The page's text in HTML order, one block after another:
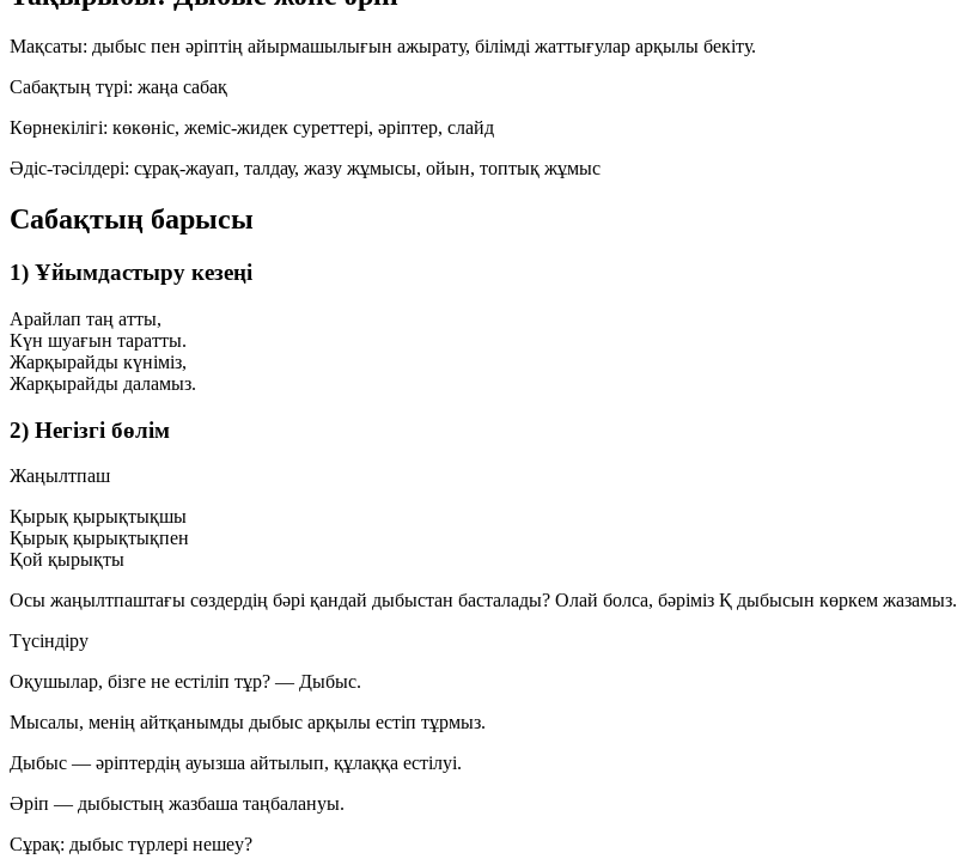
Мақсаты: дыбыс пен әріптің айырмашылығын ажырату, білімді жаттығулар арқылы бекіту.
Сабақтың түрі: жаңа сабақ
Көрнекілігі: көкөніс, жеміс-жидек суреттері, әріптер, слайд
Әдіс-тәсілдері: сұрақ-жауап, талдау, жазу жұмысы, ойын, топтық жұмыс
Сабақтың барысы
1) Ұйымдастыру кезеңі
Арайлап таң атты,
Күн шуағын таратты.
Жарқырайды күніміз,
Жарқырайды даламыз.
2) Негізгі бөлім
Жаңылтпаш
Қырық қырықтықшы
Қырық қырықтықпен
Қой қырықты
Осы жаңылтпаштағы сөздердің бәрі қандай дыбыстан басталады? Олай болса, бәріміз Қ дыбысын көркем жазамыз.
Түсіндіру
Оқушылар, бізге не естіліп тұр? — Дыбыс.
Мысалы, менің айтқанымды дыбыс арқылы естіп тұрмыз.
Дыбыс — әріптердің ауызша айтылып, құлаққа естілуі.
Әріп — дыбыстың жазбаша таңбалануы.
Сұрақ: дыбыс түрлері нешеу?